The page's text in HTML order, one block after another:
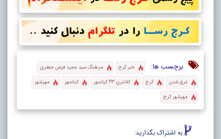
برچسب ها: خبر کرج
سرهنگ سید مجید فیض جعفری
غرق شدن
کرج کلانتری 43 کیانمهر کیانمهر
مهرشهر
مهرشهر کرج
به اشتراک بگذارید: